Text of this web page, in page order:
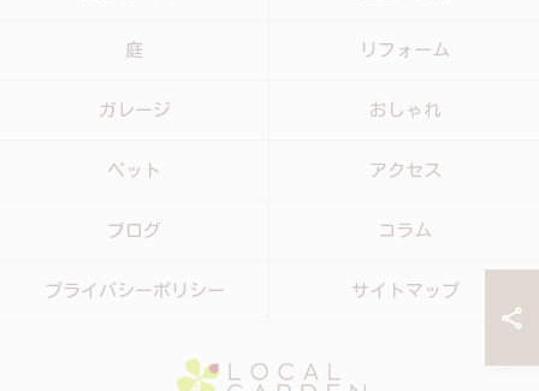
庭 リフォーム
ガレージ おしゃれ
ペット アクセス
ブログ コラム
プライバシーポリシー サイトマップ